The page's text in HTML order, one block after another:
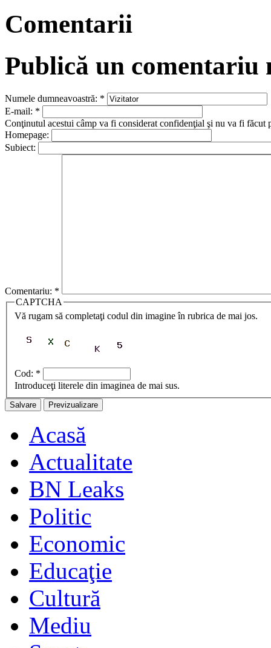
Comentarii
Publică un comentariu
Numele dumneavoastră: *
E-mail: *
Conţinutul acestui câmp va fi considerat confidenţial şi nu va fi făcut
Homepage:
Subiect:
Comentariu: *
CAPTCHA
Vă rugam să completaţi codul din imagine în rubrica de mai jos.
Cod: *
Introduceţi literele din imaginea de mai sus.
Acasă
Actualitate
BN Leaks
Politic
Economic
Educaţie
Cultură
Mediu